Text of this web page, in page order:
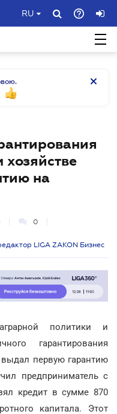
RU
хозяйстве
на
0
LIGA ZAKON Бизнес
политики и
гарантирования
первую гарантию
предприниматель с
кредит в сумме 870
капитала. Этот